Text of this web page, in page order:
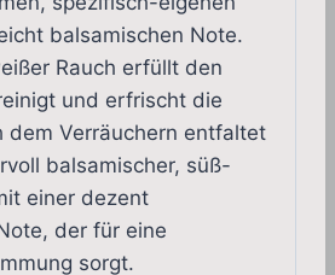
balsamischen Note.
Rauch erfüllt den
und erfrischt die
dem Verräuchern entfaltet
balsamischer, süß-
einer dezent
der für eine
sorgt.